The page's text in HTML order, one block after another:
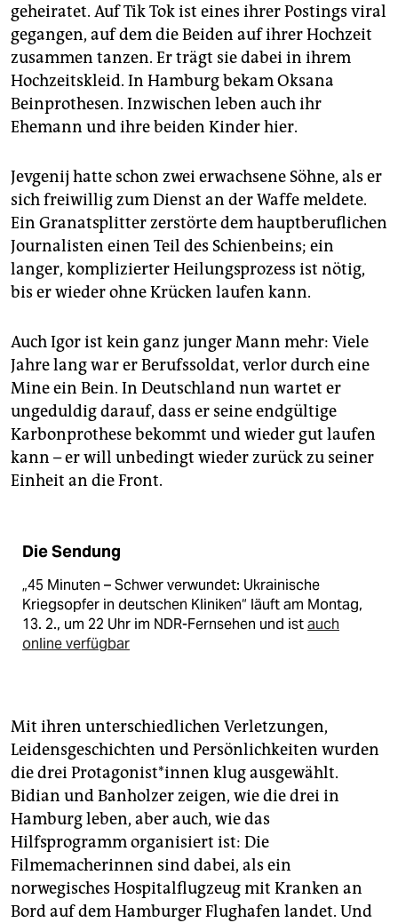
geheiratet. Auf Tik Tok ist eines ihrer Postings viral
gegangen, auf dem die Beiden auf ihrer Hochzeit
zusammen tanzen. Er trägt sie dabei in ihrem
Hochzeitskleid. In Hamburg bekam Oksana
Beinprothesen. Inzwischen leben auch ihr
Ehemann und ihre beiden Kinder hier.
Jevgenij hatte schon zwei erwachsene Söhne, als er
sich freiwillig zum Dienst an der Waffe meldete.
Ein Granatsplitter zerstörte dem hauptberuflichen
Journalisten einen Teil des Schienbeins; ein
langer, komplizierter Heilungsprozess ist nötig,
bis er wieder ohne Krücken laufen kann.
Auch Igor ist kein ganz junger Mann mehr: Viele
Jahre lang war er Berufssoldat, verlor durch eine
Mine ein Bein. In Deutschland nun wartet er
ungeduldig darauf, dass er seine endgültige
Karbonprothese bekommt und wieder gut laufen
kann – er will unbedingt wieder zurück zu seiner
Einheit an die Front.
Die Sendung
„45 Minuten – Schwer verwundet: Ukrainische
Kriegsopfer in deutschen Kliniken“ läuft am Montag,
13. 2., um 22 Uhr im NDR-Fernsehen und istauch
online verfügbar
Mit ihren unterschiedlichen Verletzungen,
Leidensgeschichten und Persönlichkeiten wurden
die drei Prot­ago­nis­t*in­nen klug ausgewählt.
Bidian und Banholzer zeigen, wie die drei in
Hamburg leben, aber auch, wie das
Hilfsprogramm organisiert ist: Die
Filmemacherinnen sind dabei, als ein
norwegisches Hospitalflugzeug mit Kranken an
Bord auf dem Hamburger Flughafen landet. Und